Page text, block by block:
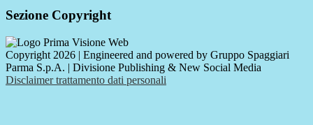
Sezione Copyright
Copyright 2026 | Engineered and powered by Gruppo Spaggiari
Parma S.p.A. | Divisione Publishing & New Social Media
Disclaimer trattamento dati personali